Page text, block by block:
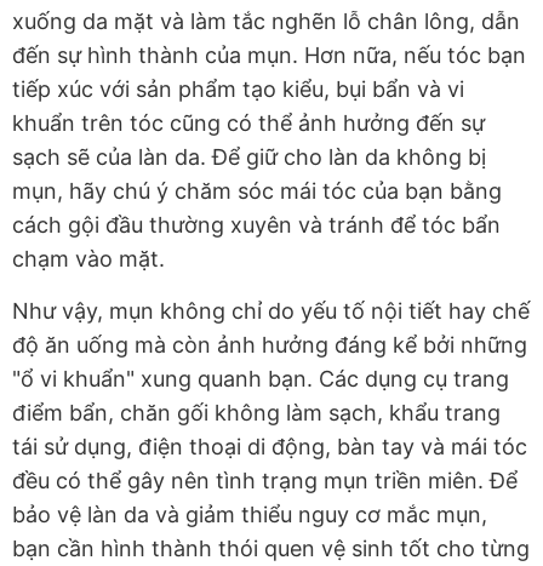
xuống da mặt và làm tắc nghẽn lỗ chân lông, dẫn
đến sự hình thành của mụn. Hơn nữa, nếu tóc bạn
tiếp xúc với sản phẩm tạo kiểu, bụi bẩn và vi
khuẩn trên tóc cũng có thể ảnh hưởng đến sự
sạch sẽ của làn da. Để giữ cho làn da không bị
mụn, hãy chú ý chăm sóc mái tóc của bạn bằng
cách gội đầu thường xuyên và tránh để tóc bẩn
chạm vào mặt.
Như vậy, mụn không chỉ do yếu tố nội tiết hay chế
độ ăn uống mà còn ảnh hưởng đáng kể bởi những
"ổ vi khuẩn" xung quanh bạn. Các dụng cụ trang
điểm bẩn, chăn gối không làm sạch, khẩu trang
tái sử dụng, điện thoại di động, bàn tay và mái tóc
đều có thể gây nên tình trạng mụn triền miên. Để
bảo vệ làn da và giảm thiểu nguy cơ mắc mụn,
bạn cần hình thành thói quen vệ sinh tốt cho từng